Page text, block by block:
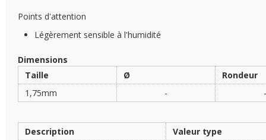
Points d'attention
Légèrement sensible à l'humidité
Dimensions
Taille
Ø
Rondeur
1,75mm
- -
Description
Valeur type